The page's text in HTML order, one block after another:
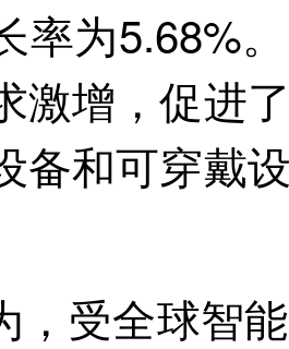
率为5.68%
激增，促进
备和可穿戴
，受全球智